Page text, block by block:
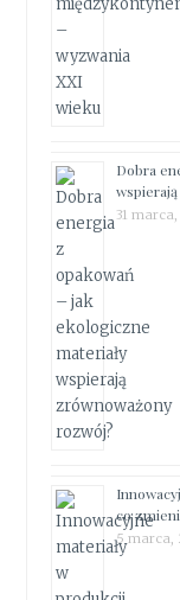
Dobra
31
co
5 marca,